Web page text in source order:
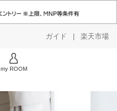
ガイド | 楽天市場
my ROOM